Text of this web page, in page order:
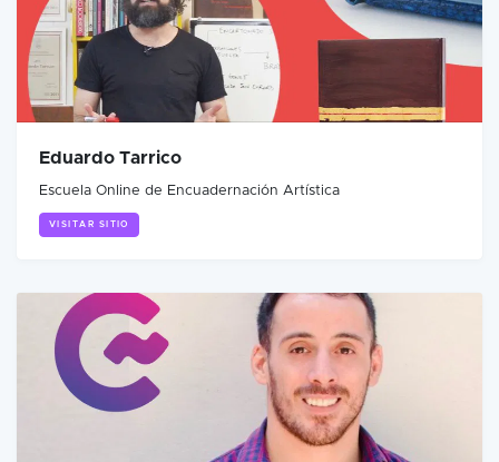
Eduardo Tarrico
Escuela Online de Encuadernación Artística
VISITAR SITIO